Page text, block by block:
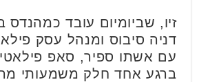
זיו, שביומיום עובד כמהנדס
דניה סיבוס ומנהל עסק
עם אשתו ספיר, סאפ
ברגע אחד חלק משמעותי